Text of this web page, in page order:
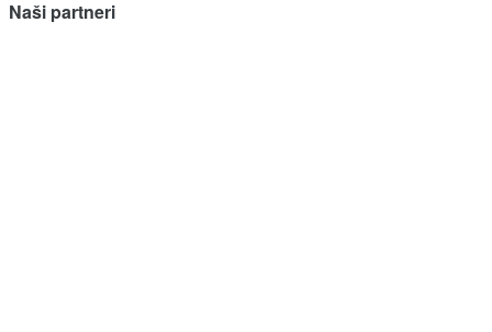
Naši partneri